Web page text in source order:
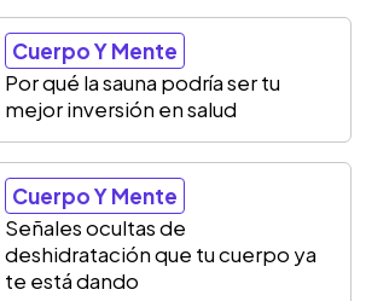
Cuerpo Y Mente
Por qué la sauna podría ser tu
mejor inversión en salud
Cuerpo Y Mente
Señales ocultas de
deshidratación que tu cuerpo ya
te está dando